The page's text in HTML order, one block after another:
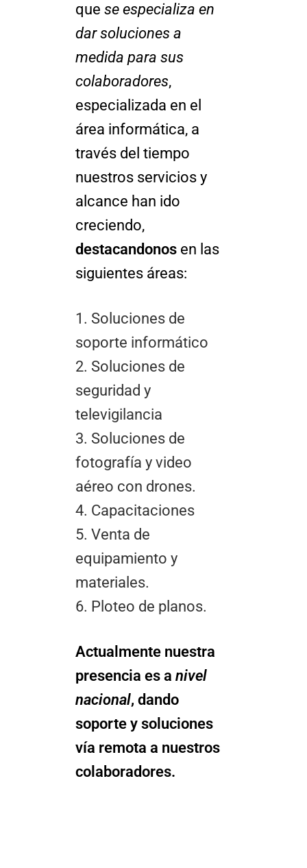
que se especializa en
dar soluciones a
medida para sus
colaboradores,
especializada en el
área informática, a
través del tiempo
nuestros servicios y
alcance han ido
creciendo,
destacandonos en las
siguientes áreas:
1. Soluciones de
soporte informático
2. Soluciones de
seguridad y
televigilancia
3. Soluciones de
fotografía y video
aéreo con drones.
4. Capacitaciones
5. Venta de
equipamiento y
materiales.
6. Ploteo de planos.
Actualmente nuestra
presencia es a nivel
nacional, dando
soporte y soluciones
vía remota a nuestros
colaboradores.